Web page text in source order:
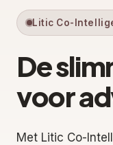
Litic Co-
De
voor
Met Litic Co-